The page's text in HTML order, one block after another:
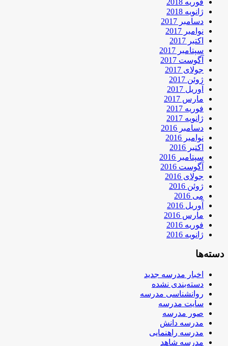
ژانویه 2018
دسامبر 2017
نوامبر 2017
اکتبر 2017
سپتامبر 2017
آگوست 2017
جولای 2017
ژوئن 2017
آوریل 2017
مارس 2017
فوریه 2017
ژانویه 2017
دسامبر 2016
نوامبر 2016
اکتبر 2016
سپتامبر 2016
آگوست 2016
جولای 2016
ژوئن 2016
می 2016
آوریل 2016
مارس 2016
فوریه 2016
ژانویه 2016
دسته‌ها
اخبار مدرسه جدید
دسته‌بندی نشده
روانشناسی مدرسه
سایت مدرسه
صور مدرسه
مدرسه دانش
مدرسه راهنمایی
مدرسه شاهد